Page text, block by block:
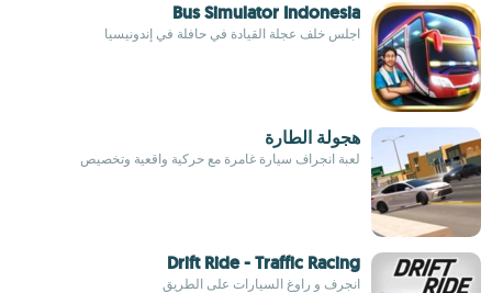
Bus Simulator Indonesia
اجلس خلف عجلة القيادة في حافلة في إندونيسيا
هجولة الطارة
لعبة انجراف سيارة غامرة مع حركية واقعية وتخصيص
Drift Ride - Traffic Racing
انجرف و راوغ السيارات على الطريق